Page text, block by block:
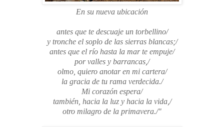
En su nueva ubicación
antes que te descuaje un torbellino/
y tronche el soplo de las sierras blancas;/
antes que el río hasta la mar te empuje/
por valles y barrancas,/
olmo, quiero anotar en mi cartera/
la gracia de tu rama verdecida./
Mi corazón espera/
también, hacia la luz y hacia la vida,/
otro milagro de la primavera./"